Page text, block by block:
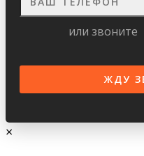
или звоните
×